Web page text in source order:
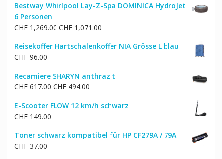
Bestway Whirlpool Lay-Z-Spa DOMINICA HydroJet
6 Personen
CHF1,269.00 Ursprünglicher
war:
CHF1,071.00Aktueller
ist:
Reisekoffer Hartschalenkoffer NIA Grösse L blau
CHF96.00
Recamiere SHARYN anthrazit
CHF617.00 Ursprünglicher
war:
CHF494.00Aktueller
ist:
E-Scooter FLOW 12 km/h schwarz
CHF149.00
Toner schwarz kompatibel für HP CF279A / 79A
CHF37.00